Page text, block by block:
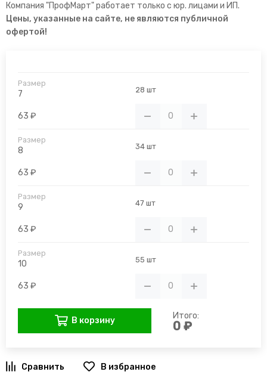
Компания "ПрофМарт" работает только с юр. лицами и ИП.
Цены, указанные на сайте, не являются публичной
офертой!
7 28 шт
63 ₽
8 34 шт
63 ₽
9 47 шт
63 ₽
10 55 шт
63 ₽
В корзину Итого:
0 ₽
В избранное